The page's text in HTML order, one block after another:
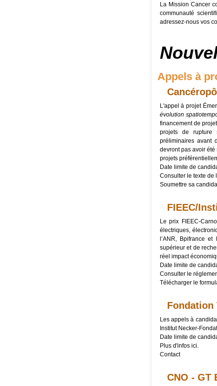
La Mission Cancer
communauté
adressez-nous vos
Appels à
L'appel à projet
évolution
financement de
projets de rupture
préliminaires avant
devront pas avoir été
projets
Date limite de
Consulter le texte de
Soumettre sa
FIEEC/
Le prix FIEEC-
électriques,
l’ANR, Bpifrance
supérieur et de
réel impact
Date limite de
Consulter le
Télécharger le
Fondation
Les appels à
Institut Necker-
Date limite de
Plus d'infos ici.
Contact
CNO - GT